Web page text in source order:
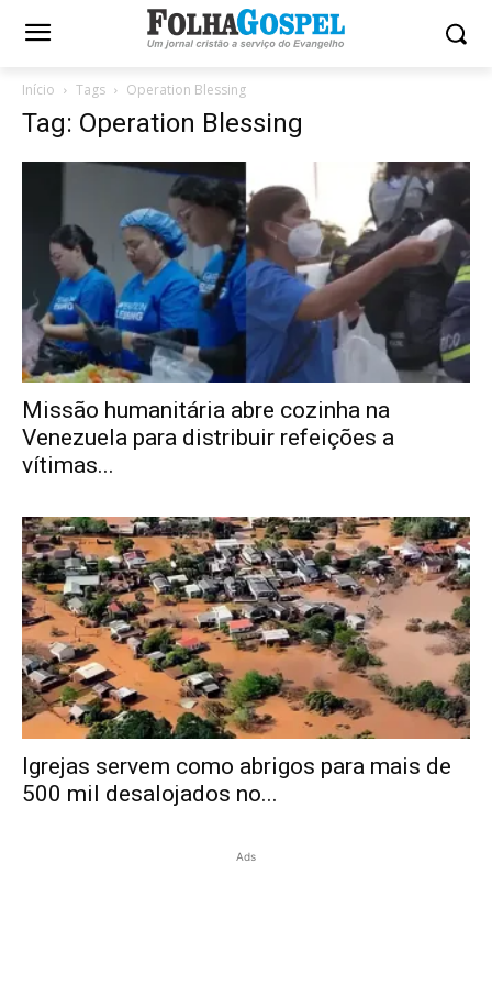
Início Tags Operation Blessing
Tag: Operation Blessing
Missão humanitária abre cozinha na
Venezuela para distribuir refeições a
vítimas...
Igrejas servem como abrigos para mais de
500 mil desalojados no...
Ads